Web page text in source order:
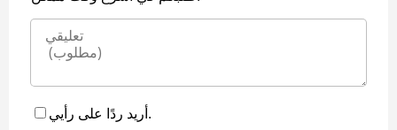
أريد ردًا على رأيي.